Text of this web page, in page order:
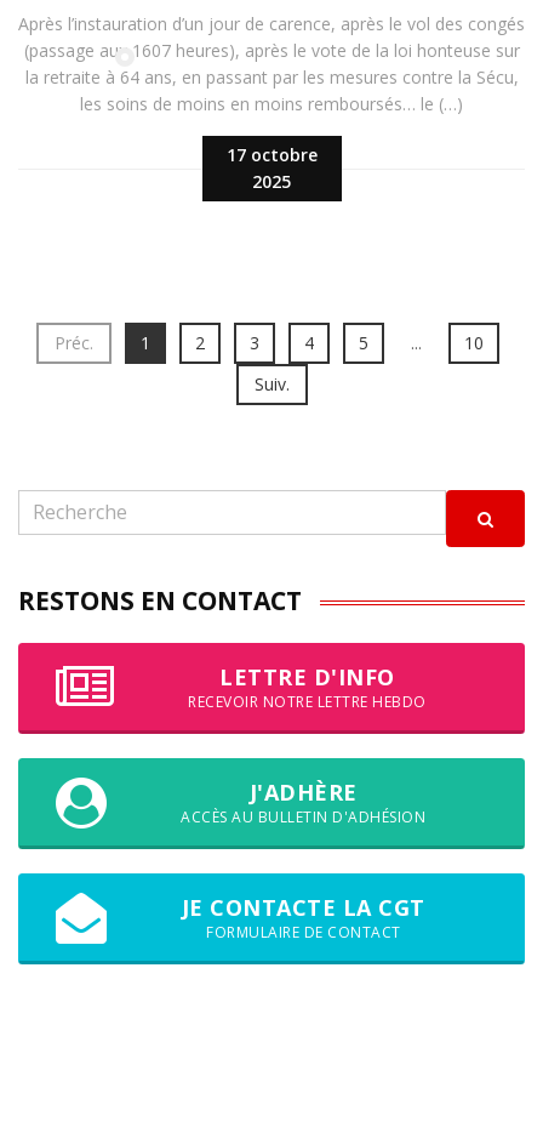
17 octobre
2025
Après l’instauration d’un jour de carence, après le vol des congés
(passage aux 1607 heures), après le vote de la loi honteuse sur
la retraite à 64 ans, en passant par les mesures contre la Sécu,
les soins de moins en moins remboursés… le (…)
Préc. 1 2 3 4 5 ...
10
Suiv.
RESTONS EN CONTACT
LETTRE D'INFO
RECEVOIR NOTRE LETTRE HEBDO
J'ADHÈRE
ACCÈS AU BULLETIN D'ADHÉSION
JE CONTACTE LA CGT
FORMULAIRE DE CONTACT